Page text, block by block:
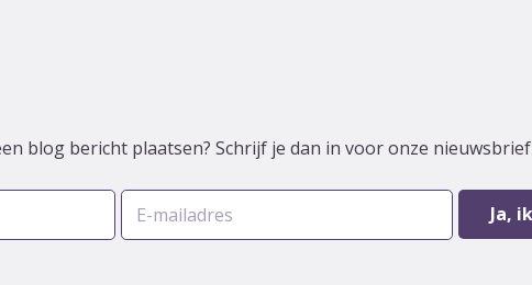
blog bericht plaatsen? Schrijf je dan in voor onze nieuwsbrief